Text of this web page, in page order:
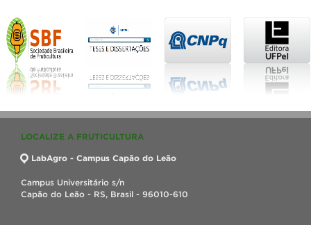
LOCALIZE A FRUTICULTURA
LabAgro - Campus Capão do Leão
Campus Universitário s/n
Capão do Leão - RS, Brasil - 96010-610